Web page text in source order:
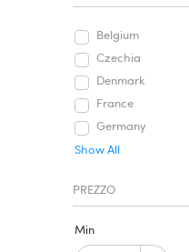
Belgium
Czechia
Denmark
France
Germany
Show All
PREZZO
Min